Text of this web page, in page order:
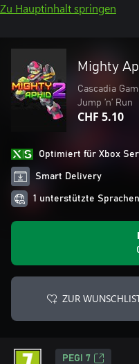
Zu Hauptinhalt springen
Mighty
Cascadia
Jump ’n’ Run
CHF 5.10
Optimiert für Xbox
Smart Delivery
1 unterstützte Sprachen
ZUR
PEGI 7